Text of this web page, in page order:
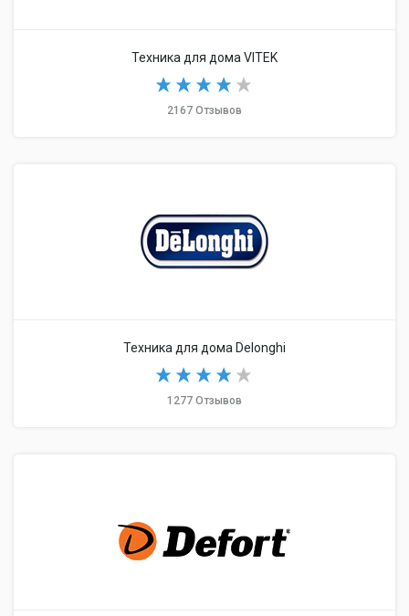
Техника для дома VITEK
2167 Отзывов
Техника для дома Delonghi
1277 Отзывов